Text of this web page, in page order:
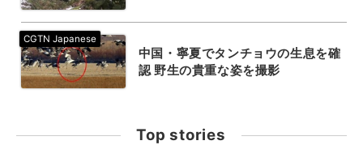
中国・寧夏でタンチョウの生息を確
認 野生の貴重な姿を撮影
Top stories